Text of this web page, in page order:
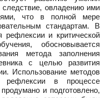
следствие, овладению ими
что в полной мере
стандартам. В
рефлексии и критической
обосновывается
метода заполнения
с целью развития
Использование методов
рефлексии в процессе
и подготовлено,